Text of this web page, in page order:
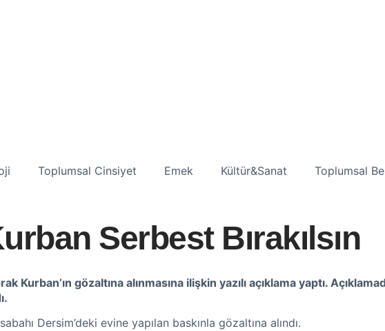
Toplumsal Cinsiyet Emek Kültür&Sanat Toplumsal
Serbest Bırakılsın
gözaltına alınmasına ilişkin yazılı açıklama yaptı.
Dersim’deki evine yapılan baskınla gözaltına alındı.